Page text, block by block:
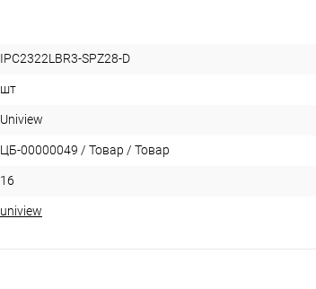
IPC2322LBR3-SPZ28-D
шт
Uniview
ЦБ-00000049 / Товар / Товар
16
uniview